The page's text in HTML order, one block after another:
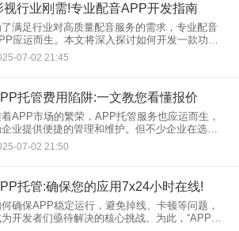
视行业刚需!专业配音APP开发指南
了满足行业对高质量配音服务的需求，专业配音
应运而生。本文将深入探讨如何开发一款功能
面、用户体验良好的配音APP，助力您在激烈的
07-02 21:45
托管费用陷阱:一文教您看懂报价
APP市场的繁荣，APP托管服务也应运而生，
企业提供便捷的管理和维护。但不少企业在选择
管服务时，却掉入了费用陷阱。本文将揭秘这些
07-02 21:50
托管:确保您的应用7x24小时在线!
确保APP稳定运行，避免掉线、卡顿等问题，
为开发者们亟待解决的核心挑战。为此，“APP托